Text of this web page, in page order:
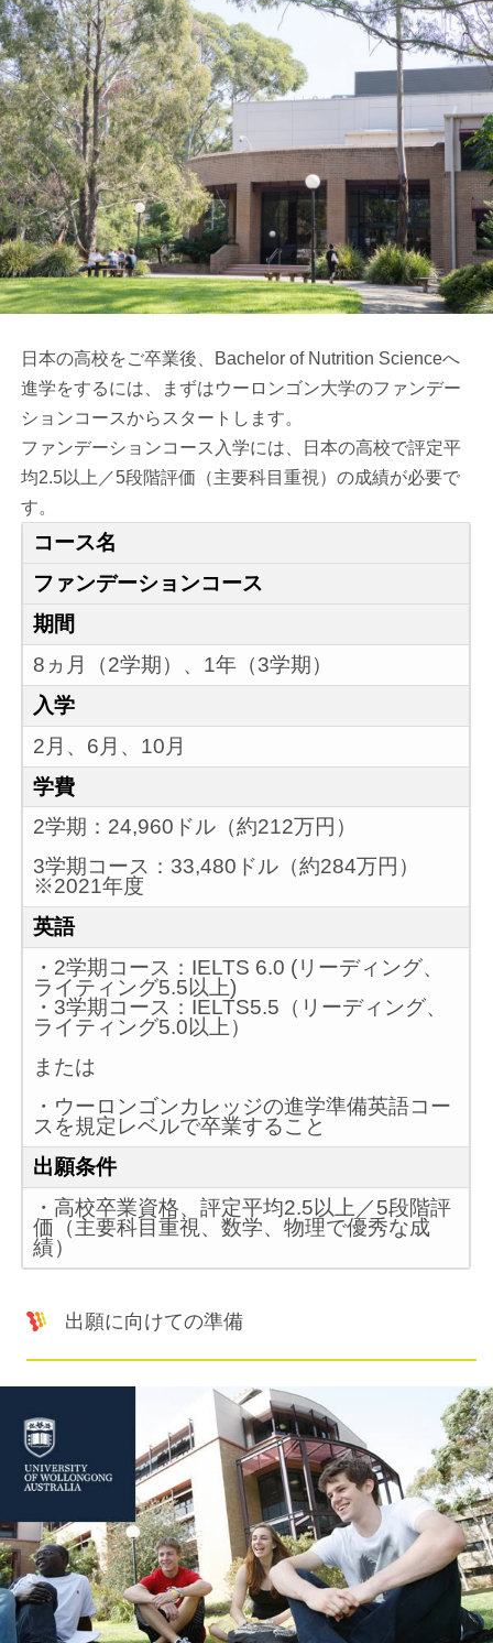
日本の高校をご卒業後、Bachelor of Nutrition Scienceへ
進学をするには、まずはウーロンゴン大学のファンデー
ションコースからスタートします。
ファンデーションコース入学には、日本の高校で評定平
均2.5以上／5段階評価（主要科目重視）の成績が必要で
す。
コース名
ファンデーションコース
期間
8ヵ月（2学期）、1年（3学期）
入学
2月、6月、10月
学費
2学期：24,960ドル（約212万円）
3学期コース：33,480ドル（約284万円）
※2021年度
英語
・2学期コース：IELTS 6.0 (リーディング、
ライティング5.5以上)
・3学期コース：IELTS5.5（リーディング、
ライティング5.0以上）
または
・ウーロンゴンカレッジの進学準備英語コー
スを規定レベルで卒業すること
出願条件
・高校卒業資格、評定平均2.5以上／5段階評
価（主要科目重視、数学、物理で優秀な成
績）
出願に向けての準備